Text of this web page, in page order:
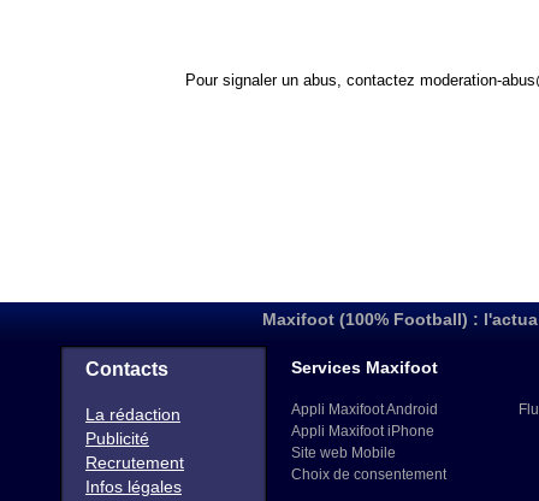
Pour signaler un abus, contactez moderation-
Maxifoot (100% Football) :
Contacts
La rédaction
Publicité
Recrutement
Infos légales
Services Maxifoot
Appli Maxifoot Android
Appli Maxifoot iPhone
Site web Mobile
Choix de consentement